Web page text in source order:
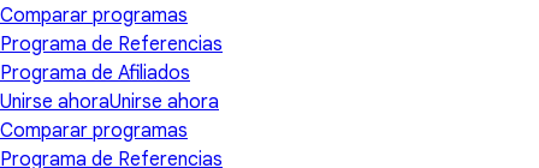
Comparar programas
Programa de Referencias
Programa de Afiliados
Unirse ahoraUnirse ahora
Comparar programas
Programa de Referencias